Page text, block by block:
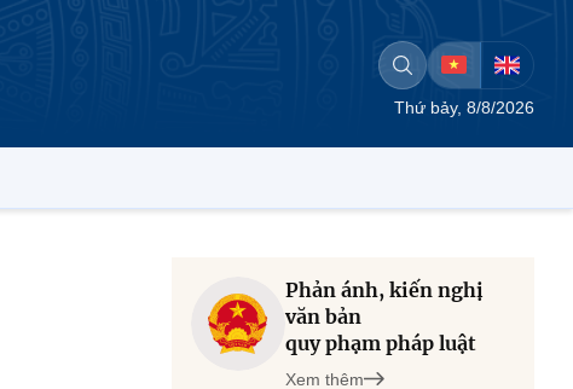
Thứ bảy, 8/8/2026
Phản ánh, kiến nghị
văn bản
quy phạm pháp luật
Xem thêm